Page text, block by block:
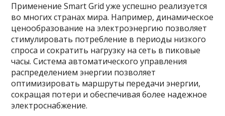
Применение Smart Grid уже успешно реализуется
во многих странах мира. Например, динамическое
ценообразование на электроэнергию позволяет
стимулировать потребление в периоды низкого
спроса и сократить нагрузку на сеть в пиковые
часы. Система автоматического управления
распределением энергии позволяет
оптимизировать маршруты передачи энергии,
сокращая потери и обеспечивая более надежное
электроснабжение.